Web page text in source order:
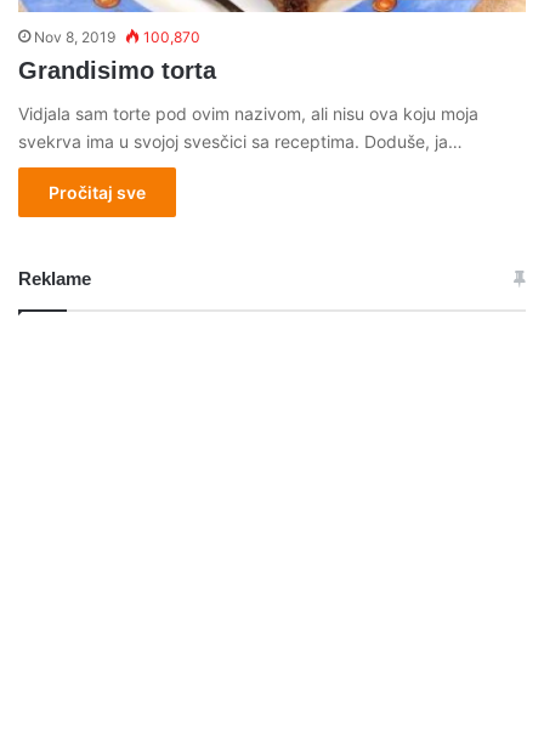
Nov 8, 2019 100,870
Grandisimo torta
Vidjala sam torte pod ovim nazivom, ali nisu ova koju moja
svekrva ima u svojoj svesčici sa receptima. Doduše, ja…
Pročitaj sve
Reklame